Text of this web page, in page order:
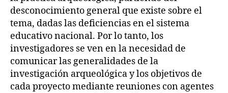
desconocimiento general que existe sobre el
tema, dadas las deficiencias en el sistema
educativo nacional. Por lo tanto, los
investigadores se ven en la necesidad de
comunicar las generalidades de la
investigación arqueológica y los objetivos de
cada proyecto mediante reuniones con agentes